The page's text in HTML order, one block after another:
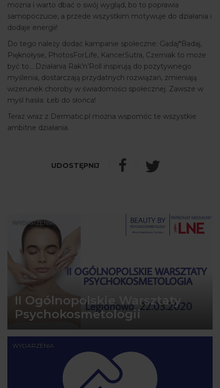
można i warto dbać o swój wygląd, bo to poprawia
samopoczucie, a przede wszystkim motywuje do działania i
dodaje energii!
Do tego należy dodać kampanie społeczne: Gadaj*Badaj,
Pięknołyse, PhotosForLife, KancerSutra, Czerniak to może
być to... Działania Rak’n’Roll inspirują do pozytywnego
myślenia, dostarczają przydatnych rozwiązań, zmieniają
wizerunek choroby w świadomości społecznej. Zawsze w
myśl hasła: Łeb do słońca!
Teraz wraz z Dermatic.pl można wspomóc te wszystkie
ambitne działania.
WYDARZENIA
II Ogólnopolskie Warsztaty
Psychokosmetologii
WYDARZENIA